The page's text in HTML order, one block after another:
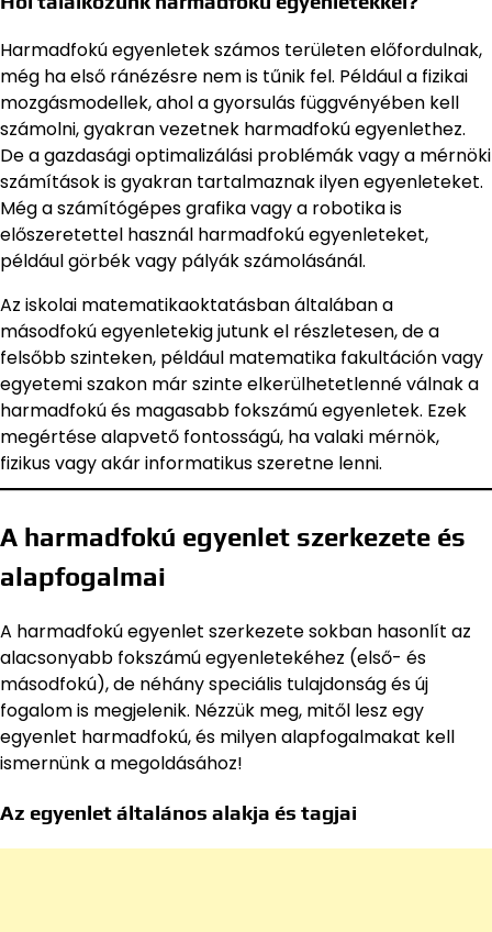
Harmadfokú egyenletek számos területen előfordulnak,
még ha első ránézésre nem is tűnik fel. Például a fizikai
mozgásmodellek, ahol a gyorsulás függvényében kell
számolni, gyakran vezetnek harmadfokú egyenlethez.
De a gazdasági optimalizálási problémák vagy a mérnöki
számítások is gyakran tartalmaznak ilyen egyenleteket.
Még a számítógépes grafika vagy a robotika is
előszeretettel használ harmadfokú egyenleteket,
például görbék vagy pályák számolásánál.
Az iskolai matematikaoktatásban általában a
másodfokú egyenletekig jutunk el részletesen, de a
felsőbb szinteken, például matematika fakultáción vagy
egyetemi szakon már szinte elkerülhetetlenné válnak a
harmadfokú és magasabb fokszámú egyenletek. Ezek
megértése alapvető fontosságú, ha valaki mérnök,
fizikus vagy akár informatikus szeretne lenni.
A harmadfokú egyenlet szerkezete és
alapfogalmai
A harmadfokú egyenlet szerkezete sokban hasonlít az
alacsonyabb fokszámú egyenletekéhez (első- és
másodfokú), de néhány speciális tulajdonság és új
fogalom is megjelenik. Nézzük meg, mitől lesz egy
egyenlet harmadfokú, és milyen alapfogalmakat kell
ismernünk a megoldásához!
Az egyenlet általános alakja és tagjai